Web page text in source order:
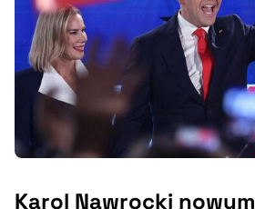
Karol Nawrocki nowym